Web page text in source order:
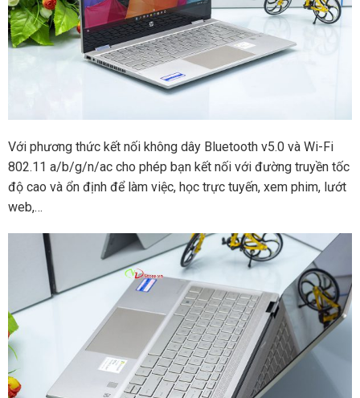
Với phương thức kết nối không dây Bluetooth v5.0 và Wi-Fi
802.11 a/b/g/n/ac cho phép bạn kết nối với đường truyền tốc
độ cao và ổn định để làm việc, học trực tuyến, xem phim, lướt
web,…